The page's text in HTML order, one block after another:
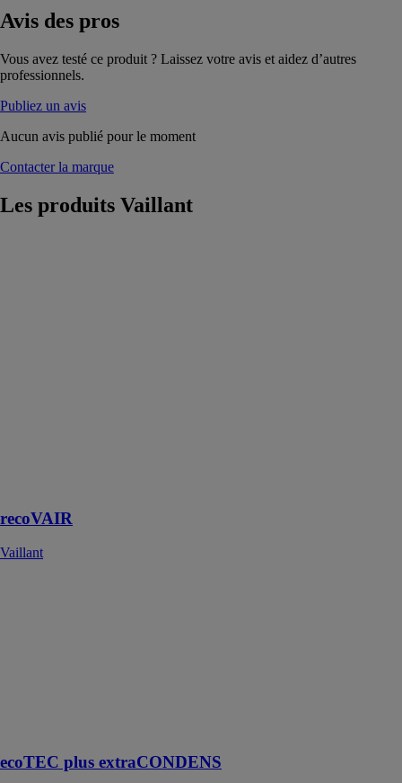
Avis des pros
Vous avez testé ce produit ? Laissez votre avis et aidez d’autres
professionnels.
Publiez un avis
Aucun avis publié pour le moment
Contacter la marque
Les produits Vaillant
recoVAIR
Vaillant
ecoTEC plus extraCONDENS